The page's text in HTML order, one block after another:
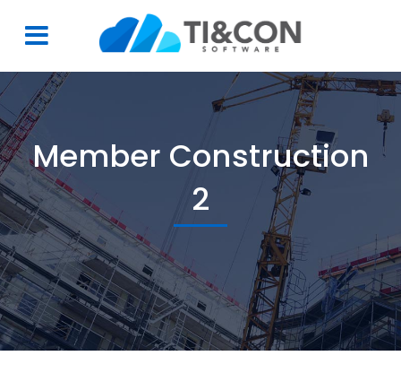
Member Construction
2